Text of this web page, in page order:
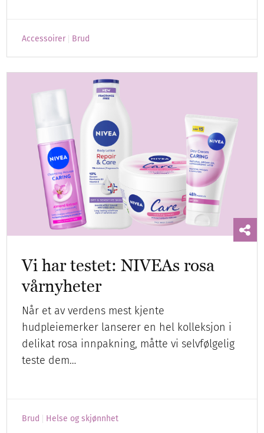
Accessoirer Brud
Vi har testet: NIVEAs rosa
vårnyheter
Når et av verdens mest kjente
hudpleiemerker lanserer en hel kolleksjon i
delikat rosa innpakning, måtte vi selvfølgelig
teste dem…
Brud Helse og skjønnhet